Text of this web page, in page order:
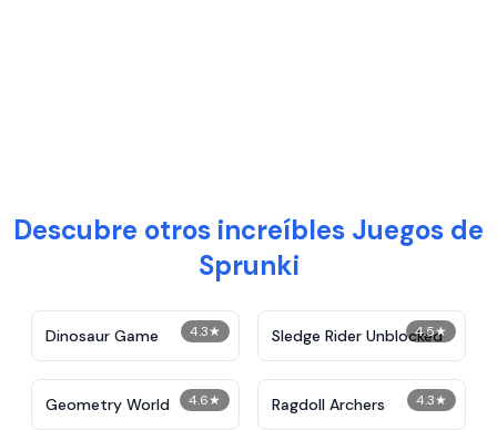
Descubre otros increíbles Juegos de
Sprunki
4.3★
Dinosaur Game 4.5★
Sledge Rider Unblocked
4.6★
Geometry World 4.3★
Ragdoll Archers